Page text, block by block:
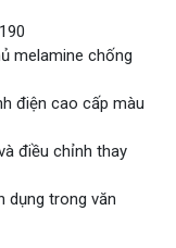
melamine chống
điện cao cấp màu
điều chỉnh thay
dụng trong văn